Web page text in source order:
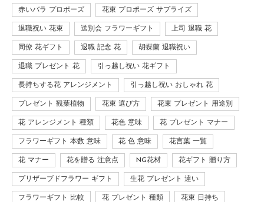
赤いバラ プロポーズ 花束 プロポーズ サプライズ
退職祝い 花束 送別会 フラワーギフト 上司 退職 花
同僚 花ギフト 退職 記念 花 胡蝶蘭 退職祝い
退職 プレゼント 花 引っ越し祝い 花ギフト
長持ちする花 アレンジメント 引っ越し祝い おしゃれ 花
プレゼント 観葉植物 花束 選び方 花束 プレゼント 用途別
花 アレンジメント 種類 花色 意味 花 プレゼント マナー
フラワーギフト 本数 意味 花 色 意味 花言葉 一覧
花 マナー 花を贈る 注意点 NG花材 花ギフト 贈り方
プリザーブドフラワー ギフト 生花 プレゼント 違い
フラワーギフト 比較 花 プレゼント 種類 花束 日持ち